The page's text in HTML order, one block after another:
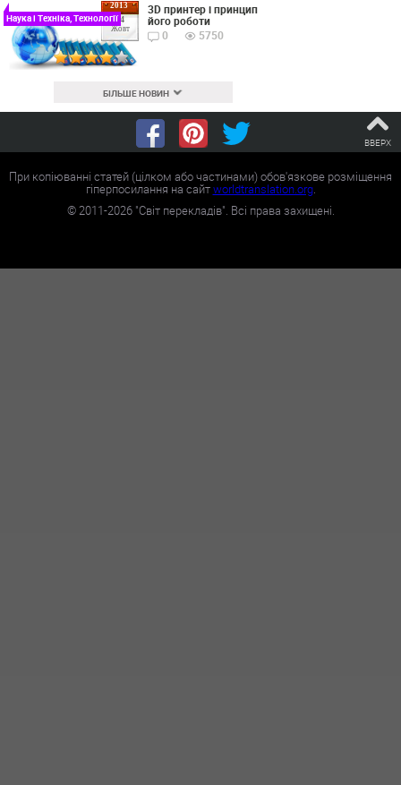
2013
24
Жовт
Наука і Техніка, Технології
3D принтер і принцип
його роботи
0
5750
БІЛЬШЕ НОВИН
ВВЕРХ
При копіюванні статей (цілком або частинами) обов'язкове розміщення
гіперпосилання на сайтworldtranslation.org.
©2011-2026"Світ перекладів". Всі права захищені.